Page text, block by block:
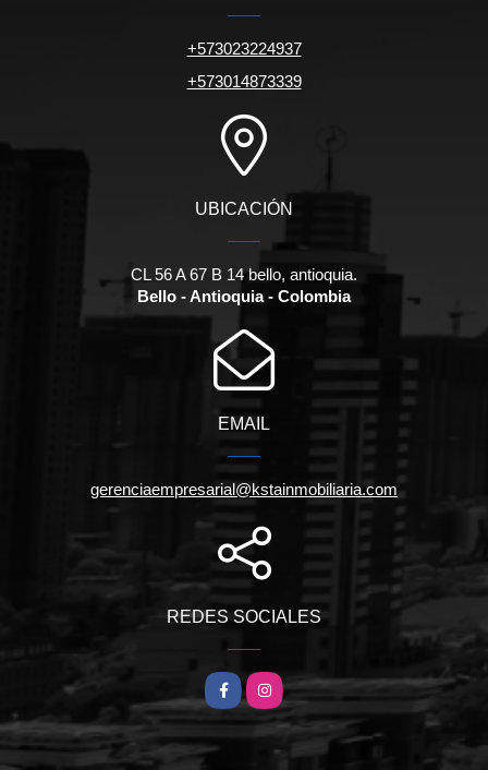
+573023224937
+573014873339
UBICACIÓN
CL 56 A 67 B 14 bello, antioquia.
Bello - Antioquia - Colombia
EMAIL
gerenciaempresarial@kstainmobiliaria.com
REDES SOCIALES
FacebookInstagram